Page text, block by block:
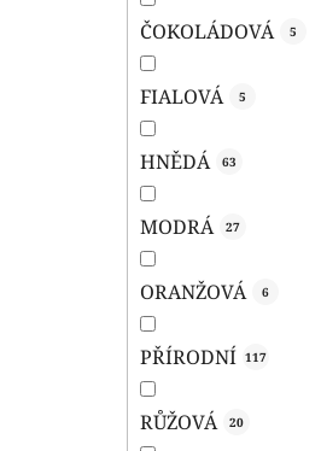
ČOKOLÁDOVÁ 5
FIALOVÁ 5
HNĚDÁ 63
MODRÁ 27
ORANŽOVÁ 6
PŘÍRODNÍ 117
RŮŽOVÁ 20